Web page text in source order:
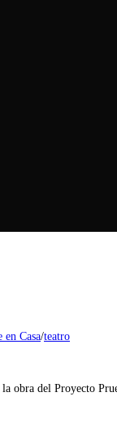
en Casa/teatro
la obra del Proyecto